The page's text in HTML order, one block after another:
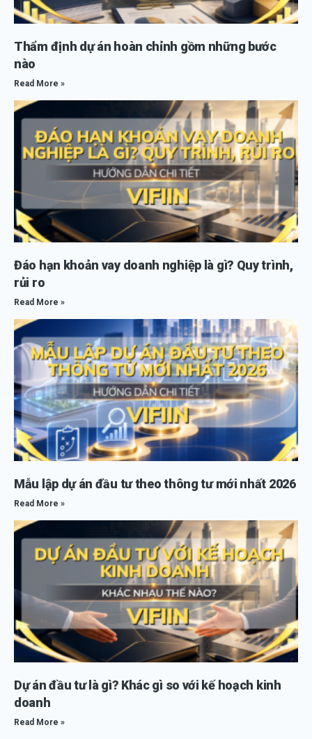
Thẩm định dự án hoàn chỉnh gồm những bước
nào
Read More »
Đáo hạn khoản vay doanh nghiệp là gì? Quy trình,
rủi ro
Read More »
Mẫu lập dự án đầu tư theo thông tư mới nhất 2026
Read More »
Dự án đầu tư là gì? Khác gì so với kế hoạch kinh
doanh
Read More »